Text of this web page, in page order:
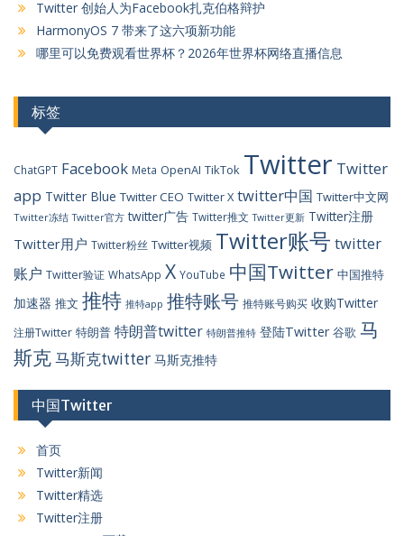
Twitter 创始人为Facebook扎克伯格辩护
HarmonyOS 7 带来了这六项新功能
哪里可以免费观看世界杯？2026年世界杯网络直播信息
标签
ChatGPT Facebook Meta OpenAI TikTok Twitter Twitter
app Twitter Blue Twitter CEO Twitter X twitter中国 Twitter中文网
Twitter冻结 Twitter官方 twitter广告 Twitter推文 Twitter更新 Twitter注册
Twitter用户 Twitter粉丝 Twitter视频 Twitter账号 twitter
账户 Twitter验证 WhatsApp X YouTube 中国Twitter 中国推特
加速器 推文 推特 推特app 推特账号 推特账号购买 收购Twitter
注册Twitter 特朗普 特朗普twitter 特朗普推特 登陆Twitter 谷歌 马
斯克马斯克twitter 马斯克推特
中国Twitter
首页
Twitter新闻
Twitter精选
Twitter注册